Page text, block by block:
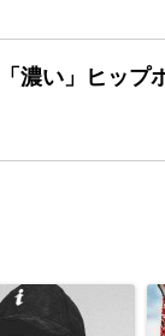
濃い」 ヒップ